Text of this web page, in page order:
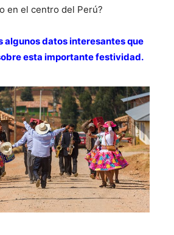
en el centro del Perú?
algunos datos interesantes que
esta importante festividad.